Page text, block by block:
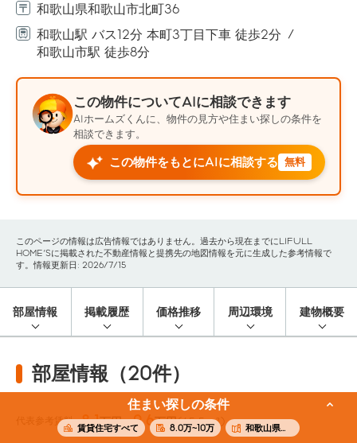
住まい探しの条件
賃貸住宅すべて 8.0万~10万 和歌山県和歌山市
和歌山県和歌山市北町36
和歌山駅 バス12分 本町3丁目下車 徒歩2分
和歌山市駅 徒歩8分
この物件についてAIに相談できます
AIホームズくんに、物件の見方や住まい探しの条件を
相談できます。
この物件をもとにAIに相談する 無料
このページの情報は広告情報ではありません。過去から現在までにLIFULL
HOME'Sに掲載された不動産情報と提携先の地図情報を元に生成した参考情報で
す。情報更新日: 2026/7/15
部屋情報 掲載履歴 価格推移 周辺環境 建物概要
部屋情報（20件）
代表参考賃料 8.1万円〜9.6万円(65.5m²)